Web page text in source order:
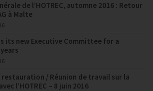
de l’HOTREC, automne 2016 : Retour
à Malte
its new Executive Committee for a
restauration / Réunion de travail sur la
l’HOTREC – 8 juin 2016